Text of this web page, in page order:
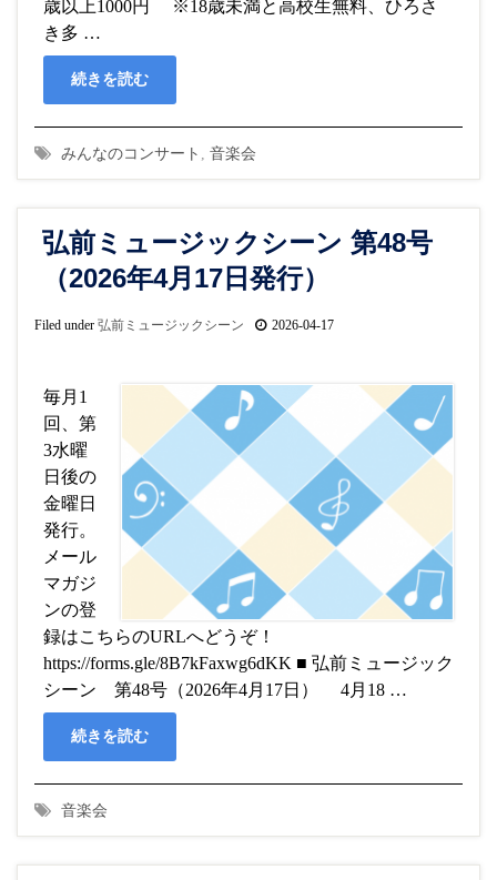
歳以上1000円 ※18歳未満と高校生無料、ひろさ
き多 …
続きを読む
みんなのコンサート 音楽会
弘前ミュージックシーン 第48号
（2026年4月17日発行）
Filed under 弘前ミュージックシーン 2026-04-17
毎月1
回、第
3水曜
日後の
金曜日
発行。
メール
マガジ
ンの登
録はこちらのURLへどうぞ！
https://forms.gle/8B7kFaxwg6dKK ■ 弘前ミュージック
シーン 第48号（2026年4月17日） 4月18 …
続きを読む
音楽会